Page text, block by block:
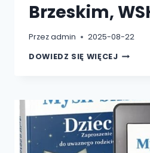
Brzeskim,
Przezadmin
2025-08-22
DOWIEDZ SIĘ WIĘCEJ
WSH-